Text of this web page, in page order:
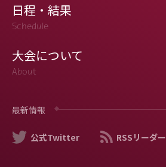
日程・結果
Schedule
大会について
About
最新情報
公式Twitter RSSリーダー